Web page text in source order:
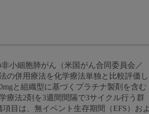
小細胞肺がん（米国がん合同委員会／
の併用療法を化学療法単独と比較評価し
と組織型に基づくプラチナ製剤を含む
療法2剤を3週間間隔で3サイクル行う群
目は、無イベント生存期間（EFS）およ